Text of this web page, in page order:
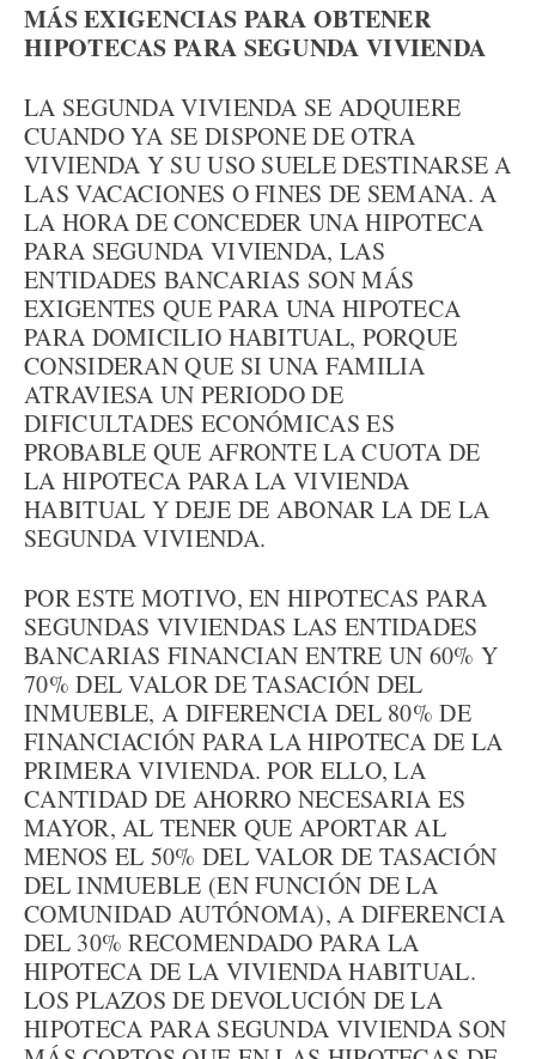
MÁS EXIGENCIAS PARA OBTENER
HIPOTECAS PARA SEGUNDA VIVIENDA
LA SEGUNDA VIVIENDA SE ADQUIERE
CUANDO YA SE DISPONE DE OTRA
VIVIENDA Y SU USO SUELE DESTINARSE A
LAS VACACIONES O FINES DE SEMANA. A
LA HORA DE CONCEDER UNA HIPOTECA
PARA SEGUNDA VIVIENDA, LAS
ENTIDADES BANCARIAS SON MÁS
EXIGENTES QUE PARA UNA HIPOTECA
PARA DOMICILIO HABITUAL, PORQUE
CONSIDERAN QUE SI UNA FAMILIA
ATRAVIESA UN PERIODO DE
DIFICULTADES ECONÓMICAS ES
PROBABLE QUE AFRONTE LA CUOTA DE
LA HIPOTECA PARA LA VIVIENDA
HABITUAL Y DEJE DE ABONAR LA DE LA
SEGUNDA VIVIENDA.
POR ESTE MOTIVO, EN HIPOTECAS PARA
SEGUNDAS VIVIENDAS LAS ENTIDADES
BANCARIAS FINANCIAN ENTRE UN 60% Y
70% DEL VALOR DE TASACIÓN DEL
INMUEBLE, A DIFERENCIA DEL 80% DE
FINANCIACIÓN PARA LA HIPOTECA DE LA
PRIMERA VIVIENDA. POR ELLO, LA
CANTIDAD DE AHORRO NECESARIA ES
MAYOR, AL TENER QUE APORTAR AL
MENOS EL 50% DEL VALOR DE TASACIÓN
DEL INMUEBLE (EN FUNCIÓN DE LA
COMUNIDAD AUTÓNOMA), A DIFERENCIA
DEL 30% RECOMENDADO PARA LA
HIPOTECA DE LA VIVIENDA HABITUAL.
LOS PLAZOS DE DEVOLUCIÓN DE LA
HIPOTECA PARA SEGUNDA VIVIENDA SON